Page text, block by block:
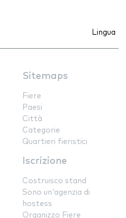
Lingua
Sitemaps
Fiere
Paesi
Città
Categorie
Quartieri fieristici
Iscrizione
Costruisco stand
Sono un'agenzia di
hostess
Organizzo Fiere